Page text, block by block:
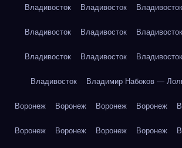
Владивосток Владивосток Владивосток
Владивосток Владивосток Владивосток
Владивосток Владивосток Владивосток
Владивосток Владимир Набоков —
Воронеж Воронеж Воронеж Воронеж
Воронеж Воронеж Воронеж Воронеж